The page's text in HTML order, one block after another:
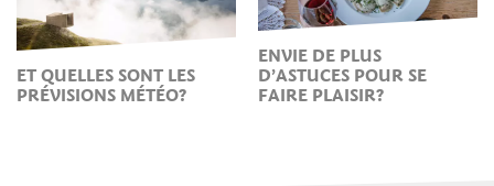
ET QUELLES SONT LES
PRÉVISIONS MÉTÉO?
ENVIE DE PLUS
D’ASTUCES POUR SE
FAIRE PLAISIR?